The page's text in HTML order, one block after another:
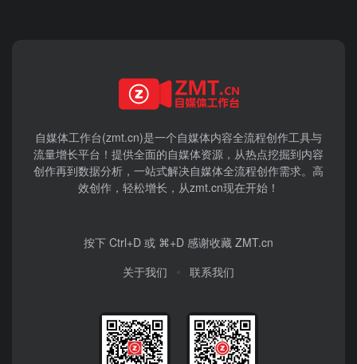
自媒体工作台(zmt.cn)是一个自媒体内容全流程创作工具与
流量增长平台！提供全面的自媒体资源，从热点挖掘到内容
创作再到数据分析，一站式解决自媒体全流程创作需求。高
效创作，轻松增长，从zmt.cn现在开始！
按下 Ctrl+D 或 ⌘+D 感谢收藏 ZMT.cn
关于我们
联系我们